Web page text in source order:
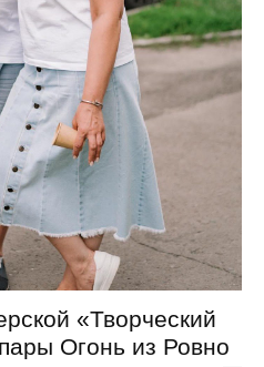
«Творческий
Огонь из Ровно